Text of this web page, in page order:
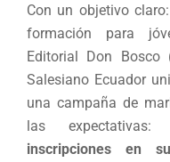
Con un objetivo
formación para
Editorial Don Bosco
Salesiano Ecuador
una campaña de
las expectativas:
inscripciones
en